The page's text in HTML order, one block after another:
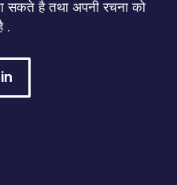
है तथा अपनी रचना को
.